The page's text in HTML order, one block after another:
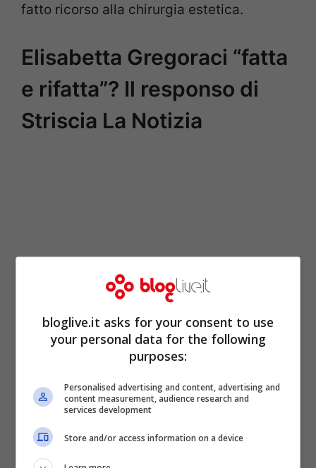
fatto ricorso alla chirurgia estetica.
Elisabetta Gregoraci “fatta
e rifatta”? Il responso di
Striscia La Notizia
bloglive.it asks for your consent to use
your personal data for the following
purposes:
Personalised advertising and content, advertising and
content measurement, audience research and
services development
Store and/or access information on a device